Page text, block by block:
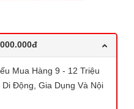
Mua Hàng 9 - 12 Triệu
Động, Gia Dụng Và Nội